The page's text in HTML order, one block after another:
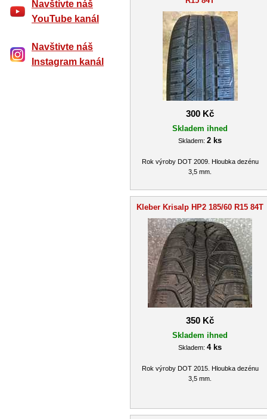
Navštivte náš
YouTube kanál
Navštivte náš
Instagram kanál
300 Kč
Skladem ihned
Skladem: 2 ks
Rok výroby DOT 2009. Hloubka dezénu
3,5 mm.
Kleber Krisalp HP2 185/60 R15 84T
350 Kč
Skladem ihned
Skladem: 4 ks
Rok výroby DOT 2015. Hloubka dezénu
3,5 mm.